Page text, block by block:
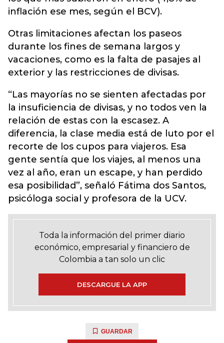
inflación ese mes, según el BCV).
Otras limitaciones afectan los paseos
durante los fines de semana largos y
vacaciones, como es la falta de pasajes al
exterior y las restricciones de divisas.
“Las mayorías no se sienten afectadas por
la insuficiencia de divisas, y no todos ven la
relación de estas con la escasez. A
diferencia, la clase media está de luto por el
recorte de los cupos para viajeros. Esa
gente sentía que los viajes, al menos una
vez al año, eran un escape, y han perdido
esa posibilidad”, señaló Fátima dos Santos,
psicóloga social y profesora de la UCV.
Toda la información del primer diario
económico, empresarial y financiero de
Colombia a tan solo un clic
DESCARGUE LA APP
GUARDAR